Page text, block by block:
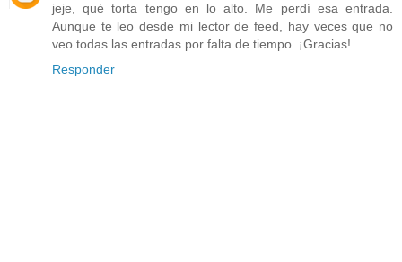
jeje, qué torta tengo en lo alto. Me perdí esa entrada.
Aunque te leo desde mi lector de feed, hay veces que no
veo todas las entradas por falta de tiempo. ¡Gracias!
Responder